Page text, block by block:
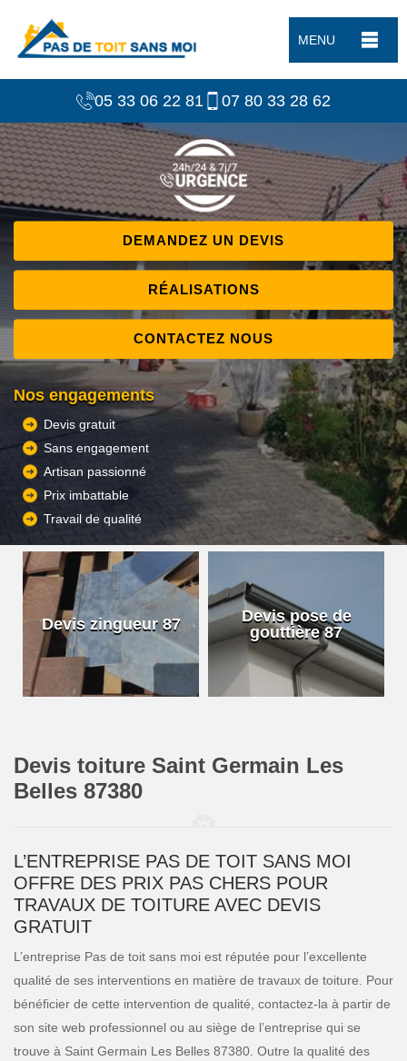
MENU
05 33 06 22 81 07 80 33 28 62
DEMANDEZ UN DEVIS
RÉALISATIONS
CONTACTEZ NOUS
Nos engagements
Devis gratuit
Sans engagement
Artisan passionné
Prix imbattable
Travail de qualité
Devis zingueur 87
Devis pose de
gouttière 87
Devis toiture Saint Germain Les
Belles 87380
L’ENTREPRISE PAS DE TOIT SANS MOI
OFFRE DES PRIX PAS CHERS POUR
TRAVAUX DE TOITURE AVEC DEVIS
GRATUIT
L’entreprise Pas de toit sans moi est réputée pour l’excellente
qualité de ses interventions en matière de travaux de toiture. Pour
bénéficier de cette intervention de qualité, contactez-la à partir de
son site web professionnel ou au siège de l’entreprise qui se
trouve à Saint Germain Les Belles 87380. Outre la qualité des